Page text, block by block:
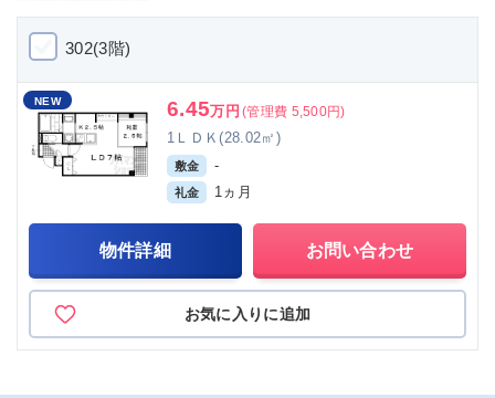
302(3階)
NEW 6.45万円 (管理費 5,500円)
1ＬＤＫ(28.02㎡)
敷金 -
礼金 1ヵ月
物件詳細 お問い合わせ
お気に入りに追加